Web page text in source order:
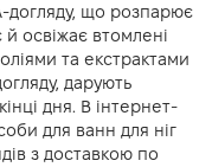
догляду, що розпарює
освіжає втомлені
та екстрактами
дарують
дня. В інтернет-
для ванн для ніг
з доставкою по